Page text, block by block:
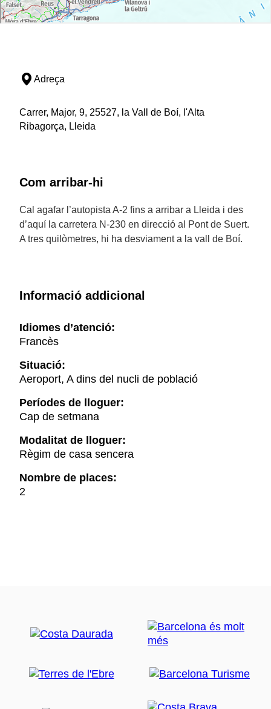
Adreça
Carrer, Major, 9, 25527, la Vall de Boí, l'Alta
Ribagorça, Lleida
Com arribar-hi
Cal agafar l’autopista A-2 fins a arribar a Lleida i des
d’aquí la carretera N-230 en direcció al Pont de Suert.
A tres quilòmetres, hi ha desviament a la vall de Boí.
Informació addicional
Idiomes d’atenció:
Francès
Situació:
Aeroport, A dins del nucli de població
Períodes de lloguer:
Cap de setmana
Modalitat de lloguer:
Règim de casa sencera
Nombre de places:
2